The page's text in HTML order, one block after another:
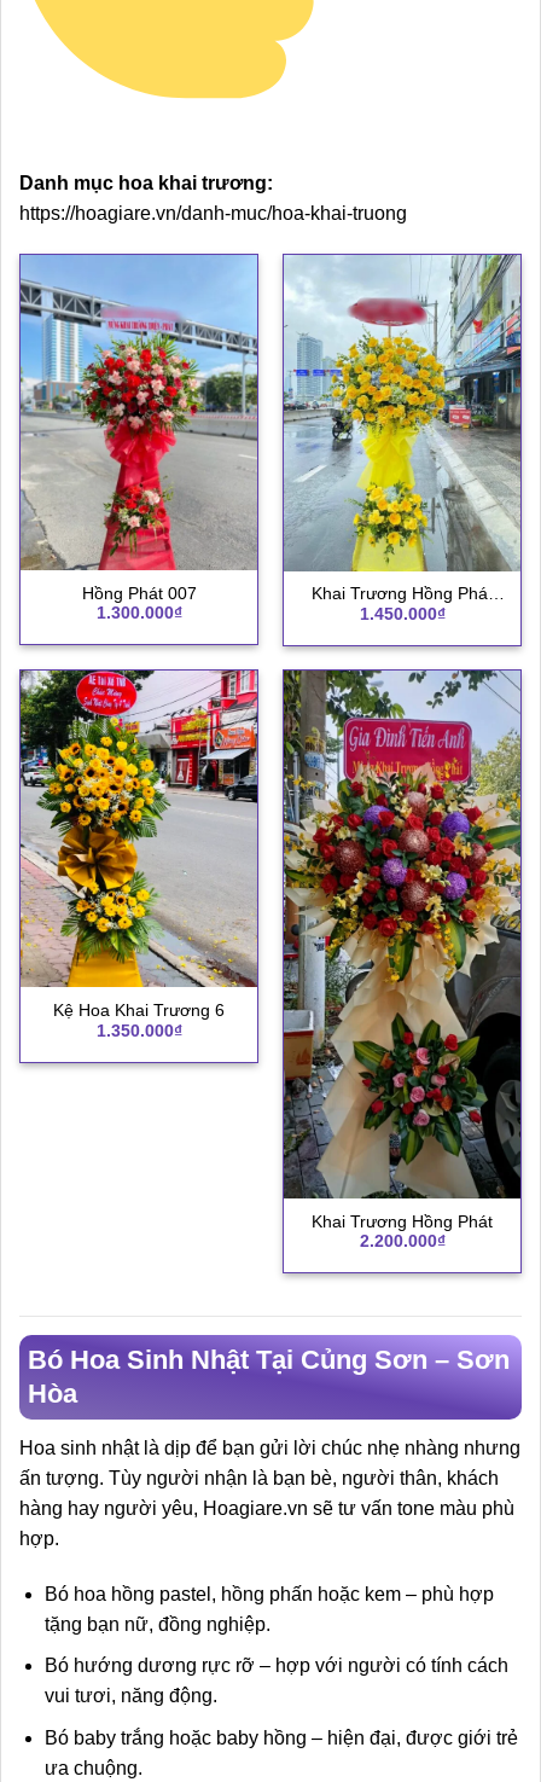
Danh mục hoa khai trương:
https://hoagiare.vn/danh-muc/hoa-khai-truong
Hồng Phát 007
1.300.000₫
Khai Trương Hồng Phát
003
1.450.000₫
Kệ Hoa Khai Trương 6
1.350.000₫
Khai Trương Hồng Phát
2.200.000₫
Bó Hoa Sinh Nhật Tại Củng Sơn – Sơn
Hòa
Hoa sinh nhật là dịp để bạn gửi lời chúc nhẹ nhàng nhưng
ấn tượng. Tùy người nhận là bạn bè, người thân, khách
hàng hay người yêu, Hoagiare.vn sẽ tư vấn tone màu phù
hợp.
Bó hoa hồng pastel, hồng phấn hoặc kem – phù hợp
tặng bạn nữ, đồng nghiệp.
Bó hướng dương rực rỡ – hợp với người có tính cách
vui tươi, năng động.
Bó baby trắng hoặc baby hồng – hiện đại, được giới trẻ
ưa chuộng.